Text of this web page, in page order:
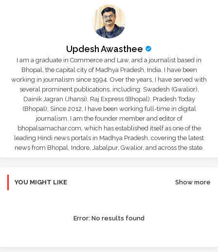
Updesh Awasthee
I am a graduate in Commerce and Law, and a journalist based in
Bhopal, the capital city of Madhya Pradesh, India. I have been
working in journalism since 1994. Over the years, I have served with
several prominent publications, including: Swadesh (Gwalior),
Dainik Jagran (Jhansi), Raj Express (Bhopal), Pradesh Today
(Bhopal); Since 2012, I have been working full-time in digital
journalism. I am the founder member and editor of
bhopalsamachar.com, which has established itself as one of the
leading Hindi news portals in Madhya Pradesh, covering the latest
news from Bhopal, Indore, Jabalpur, Gwalior, and across the state.
YOU MIGHT LIKE Show more
Error: No results found